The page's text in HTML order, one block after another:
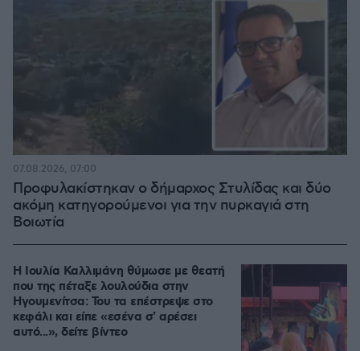
Προφυλακίστηκαν ο δήμαρχος Στυλίδας και δύο
ακόμη κατηγορούμενοι για την πυρκαγιά στη
Βοιωτία
07.08.2026, 07:00
Η Ιουλία Καλλιμάνη θύμωσε με θεατή
που της πέταξε λουλούδια στην
Ηγουμενίτσα: Του τα επέστρεψε στο
κεφάλι και είπε «εσένα σ' αρέσει
αυτό...», δείτε βίντεο